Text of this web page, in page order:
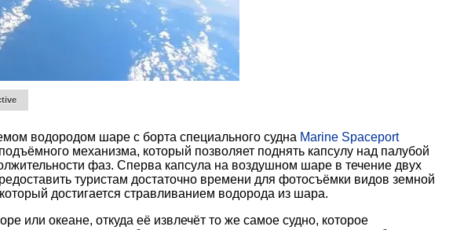
водородом шаре с борта специального судна Marine Spaceport
механизма, который позволяет поднять капсулу над палубой
фаз. Сперва капсула на воздушном шаре в течение двух
туристам достаточно времени для фотосъёмки видов земной
достигается стравливанием водорода из шара.
или океане, откуда её извлечёт то же самое судно, которое